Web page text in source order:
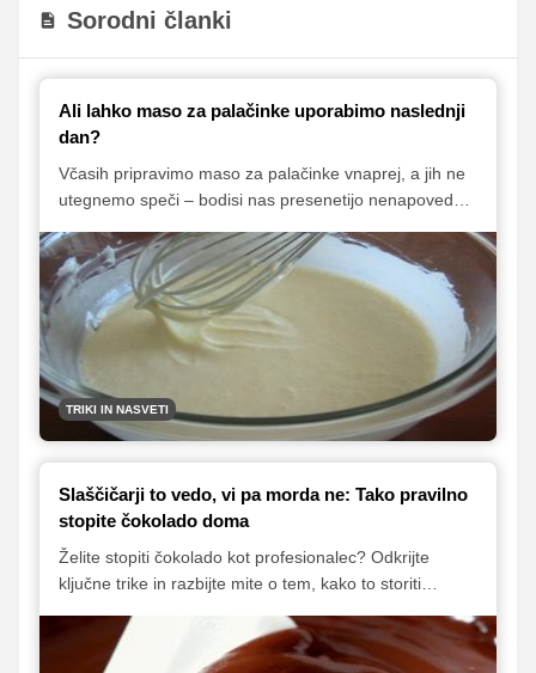
Sorodni članki
Ali lahko maso za palačinke uporabimo naslednji
dan?
Včasih pripravimo maso za palačinke vnaprej, a jih ne
utegnemo speči – bodisi nas presenetijo nenapovedani
preveč. Dobra novica je, da lahko maso brez težav
uporabimo tudi naslednji dan, a le, če jo pravilno
shranimo. Enako velja tudi za že pečene palačinke.
TRIKI IN NASVETI
Slaščičarji to vedo, vi pa morda ne: Tako pravilno
stopite čokolado doma
Želite stopiti čokolado kot profesionalec? Odkrijte
ključne trike in razbijte mite o tem, kako to storiti
preprečevanja neželenih posledic, ta članek vam bo
pomagal doseči gladko, sijočo čokolado za vaše